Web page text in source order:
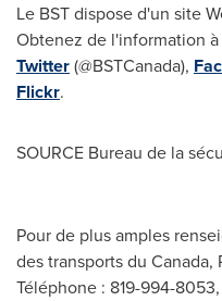
Le BST dispose d'un site
Obtenez de l'information
Twitter(@BSTCanada),
Flickr.
SOURCE Bureau de la
Pour de plus amples
des transports du
Téléphone : 819-994-